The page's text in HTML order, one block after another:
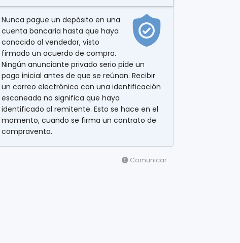
Nunca pague un depósito en una
cuenta bancaria hasta que haya
conocido al vendedor, visto
firmado un acuerdo de compra.
Ningún anunciante privado serio pide un
pago inicial antes de que se reúnan. Recibir
un correo electrónico con una identificación
escaneada no significa que haya
identificado al remitente. Esto se hace en el
momento, cuando se firma un contrato de
compraventa.
Comunicar ...